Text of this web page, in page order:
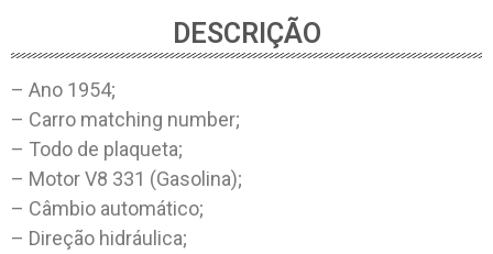
DESCRIÇÃO
– Ano 1954;
– Carro matching number;
– Todo de plaqueta;
– Motor V8 331 (Gasolina);
– Câmbio automático;
– Direção hidráulica;